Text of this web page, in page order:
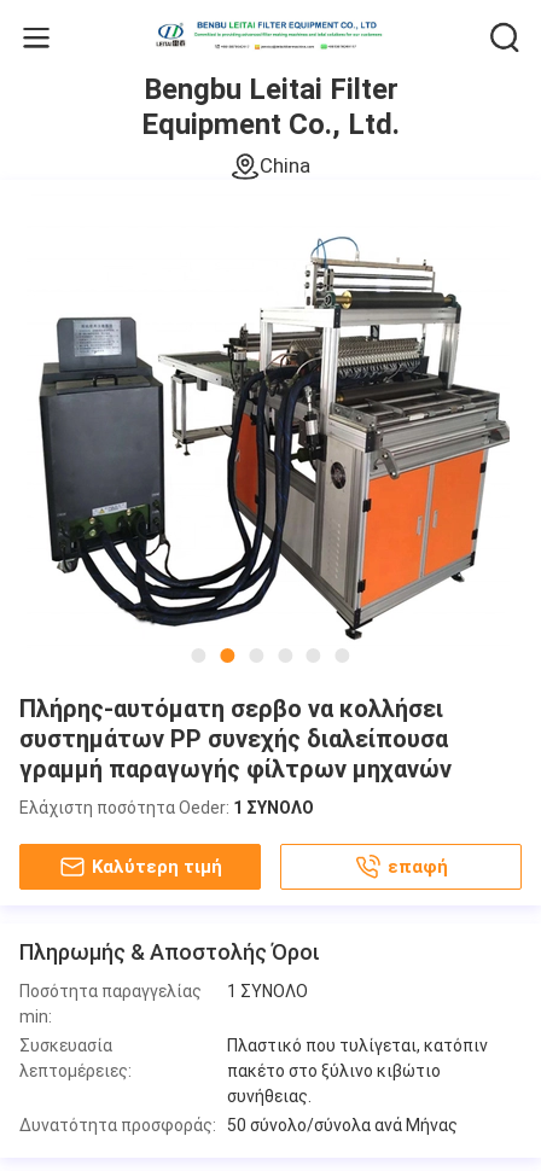
Bengbu Leitai Filter
Equipment Co., Ltd.
China
Πλήρης-αυτόματη σερβο να κολλήσει
συστημάτων PP συνεχής διαλείπουσα
γραμμή παραγωγής φίλτρων μηχανών
Ελάχιστη ποσότητα Oeder: 1 ΣΥΝΟΛΟ
Καλύτερη τιμή επαφή
Πληρωμής & Αποστολής Όροι
Ποσότητα παραγγελίας
min:
1 ΣΥΝΟΛΟ
Συσκευασία
λεπτομέρειες:
Πλαστικό που τυλίγεται, κατόπιν
πακέτο στο ξύλινο κιβώτιο
συνήθειας.
Δυνατότητα προσφοράς:
50 σύνολο/σύνολα ανά Μήνας